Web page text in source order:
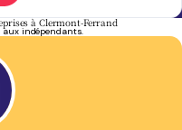
à Clermont-Ferrand
aux indépendants.